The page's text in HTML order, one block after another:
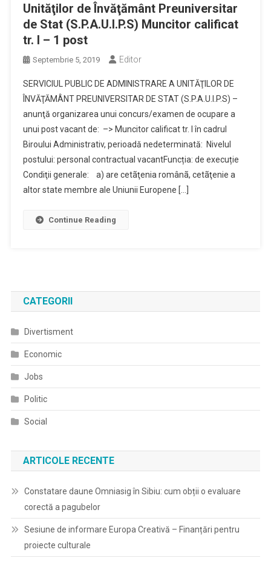
Unităţilor de Învăţământ Preuniversitar
de Stat (S.P.A.U.I.P.S) Muncitor calificat
tr. I – 1 post
Septembrie 5, 2019 Editor
SERVICIUL PUBLIC DE ADMINISTRARE A UNITĂŢILOR DE
ÎNVĂŢĂMÂNT PREUNIVERSITAR DE STAT (S.P.A.U.I.P.S) –
anunţă organizarea unui concurs/examen de ocupare a
unui post vacant de: –> Muncitor calificat tr. I în cadrul
Biroului Administrativ, perioadă nedeterminată: Nivelul
postului: personal contractual vacantFuncția: de execuție
Condiţii generale: a) are cetãţenia românã, cetãţenie a
altor state membre ale Uniunii Europene […]
Continue Reading
CATEGORII
Divertisment
Economic
Jobs
Politic
Social
ARTICOLE RECENTE
Constatare daune Omniasig în Sibiu: cum obții o evaluare
corectă a pagubelor
Sesiune de informare Europa Creativă – Finanțări pentru
proiecte culturale